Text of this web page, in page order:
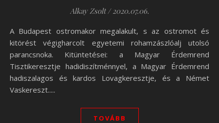
Alkay Zsolt / 2020.07.06.
A Budapest ostromakor megalakult, s az ostromot és
kitörést végigharcolt egyetemi rohamzászlóalj utolsó
parancsnoka. Kitüntetései: a Magyar Érdemrend
Tisztikeresztje hadidiszítménnyel, a Magyar Érdemrend
hadiszalagos és kardos Lovagkeresztje, és a Német
Vaskereszt.....
TOVÁBB